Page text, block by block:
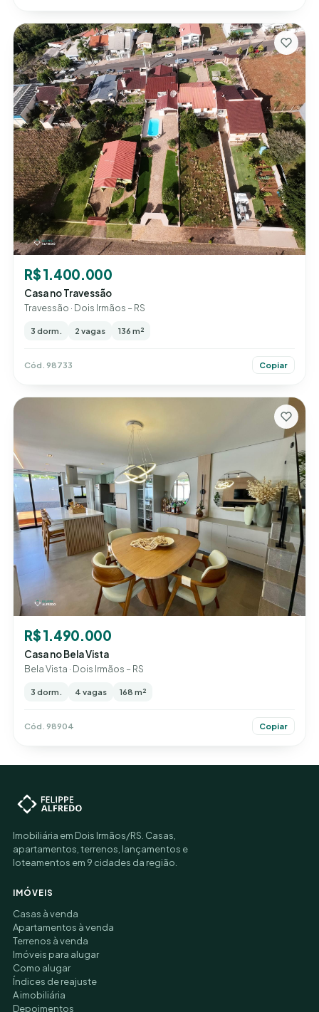
R$ 1.400.000
Casa no Travessão
Travessão · Dois Irmãos – RS
3 dorm. 2 vagas 136 m²
Cód. 98733 Copiar
R$ 1.490.000
Casa no Bela Vista
Bela Vista · Dois Irmãos – RS
3 dorm. 4 vagas 168 m²
Cód. 98904 Copiar
Imobiliária em Dois Irmãos/RS. Casas,
apartamentos, terrenos, lançamentos e
loteamentos em 9 cidades da região.
IMÓVEIS
Casas à venda
Apartamentos à venda
Terrenos à venda
Imóveis para alugar
Como alugar
Índices de reajuste
A imobiliária
Depoimentos